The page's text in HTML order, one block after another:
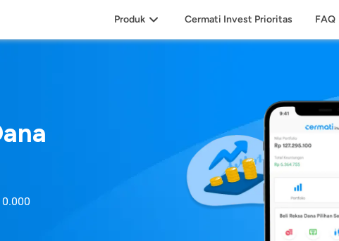
Produk Cermati Invest Prioritas FAQ